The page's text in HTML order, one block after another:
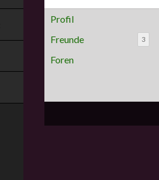
Profil
Freunde
3
Foren